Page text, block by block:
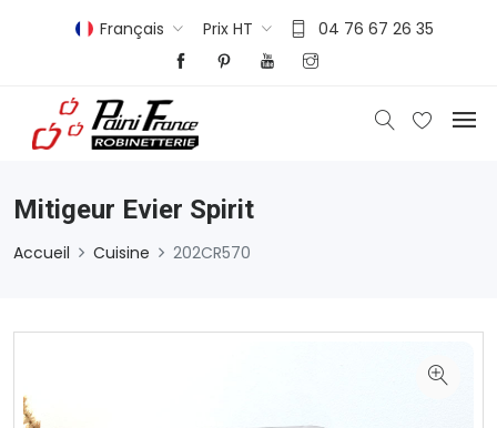
Français Prix HT 04 76 67 26 35
Mitigeur Evier Spirit
Accueil Cuisine 202CR570